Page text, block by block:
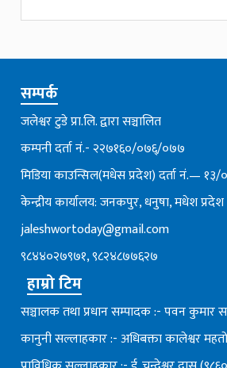
सम्पर्क
जलेश्वर टुडे प्रा.लि. द्वारा सञ्चालित
कम्पनी दर्ता नं.- २२७१६०/०७६्/०७७
मिडिया काउन्सिल(मधेस प्रदेश) दर्ता नं.—
केन्द्रीय कार्यालय: जनकपुर, धनुषा, मधेश प्रदेश
jaleshwortoday@gmail.com
९८४४०२७९७१, ९८२४८७७६२७
हाम्रो टिम
सञ्चालक तथा प्रधान सम्पादक :- पवन कुमार
कानुनी सल्लाहकार :- अधिबक्ता कालेश्वर महतो